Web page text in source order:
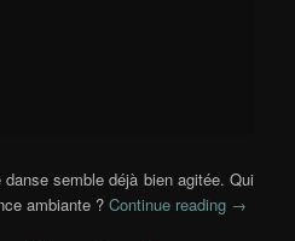
semble déjà bien agitée. Qui
ambiante ?Continue reading →